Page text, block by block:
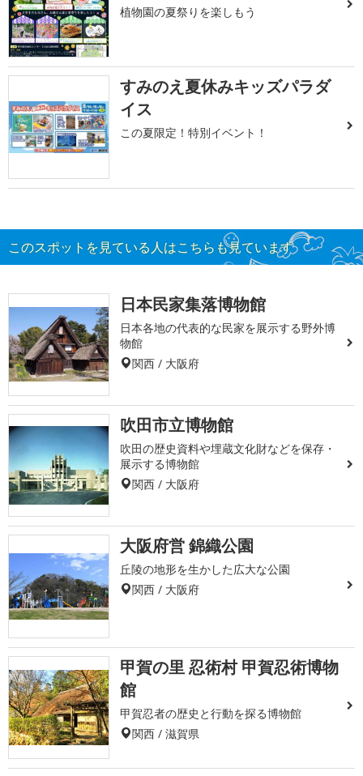
植物園の夏祭りを楽しもう
すみのえ夏休みキッズパラダ
イス
この夏限定！特別イベント！
このスポットを見ている人はこちらも見ています
日本民家集落博物館
日本各地の代表的な民家を展示する野外博
物館
関西 / 大阪府
吹田市立博物館
吹田の歴史資料や埋蔵文化財などを保存・
展示する博物館
関西 / 大阪府
大阪府営 錦織公園
丘陵の地形を生かした広大な公園
関西 / 大阪府
甲賀の里 忍術村 甲賀忍術博物
館
甲賀忍者の歴史と行動を探る博物館
関西 / 滋賀県